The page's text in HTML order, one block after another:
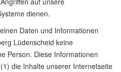
dienen.
Daten und Informationen
Lüdenscheid keine
Person. Diese Informationen
die Inhalte unserer Internetseite